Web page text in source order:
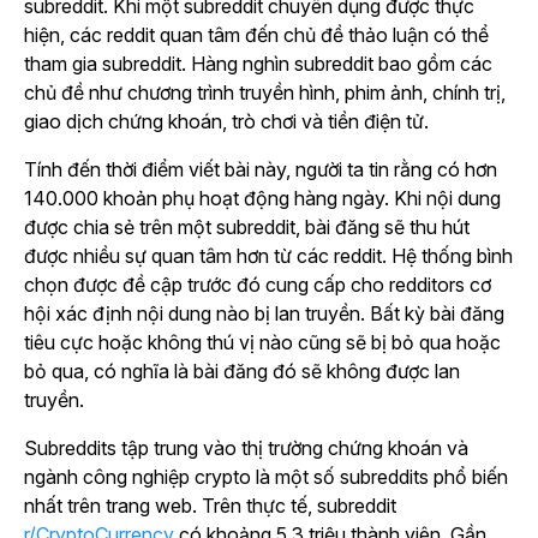
subreddit. Khi một subreddit chuyên dụng được thực
hiện, các reddit quan tâm đến chủ đề thảo luận có thể
tham gia subreddit. Hàng nghìn subreddit bao gồm các
chủ đề như chương trình truyền hình, phim ảnh, chính trị,
giao dịch chứng khoán, trò chơi và tiền điện tử.
Tính đến thời điểm viết bài này, người ta tin rằng có hơn
140.000 khoản phụ hoạt động hàng ngày. Khi nội dung
được chia sẻ trên một subreddit, bài đăng sẽ thu hút
được nhiều sự quan tâm hơn từ các reddit. Hệ thống bình
chọn được đề cập trước đó cung cấp cho redditors cơ
hội xác định nội dung nào bị lan truyền. Bất kỳ bài đăng
tiêu cực hoặc không thú vị nào cũng sẽ bị bỏ qua hoặc
bỏ qua, có nghĩa là bài đăng đó sẽ không được lan
truyền.
Subreddits tập trung vào thị trường chứng khoán và
ngành công nghiệp crypto là một số subreddits phổ biến
nhất trên trang web. Trên thực tế, subreddit